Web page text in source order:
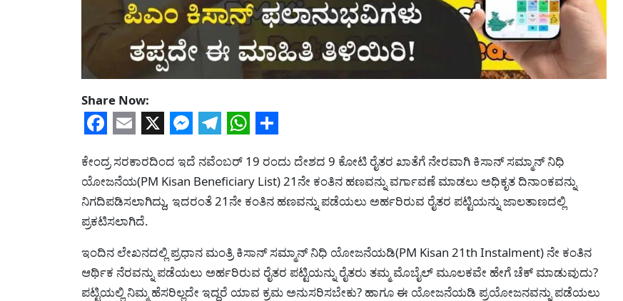
Share Now:
ಕೇಂದ್ರ ಸರಕಾರದಿಂದ ಇದೆ ನವೆಂಬರ್ 19 ರಂದು ದೇಶದ 9 ಕೋಟಿ ರೈತರ ಖಾತೆಗೆ ನೇರವಾಗಿ ಕಿಸಾನ್ ಸಮ್ಮಾನ್ ನಿಧಿ
ಯೋಜನೆಯ(PM Kisan Beneficiary List) 21ನೇ ಕಂತಿನ ಹಣವನ್ನು ವರ್ಗಾವಣೆ ಮಾಡಲು ಅಧಿಕೃತ ದಿನಾಂಕವನ್ನು
ನಿಗದಿಪಡಿಸಲಾಗಿದ್ದು, ಇದರಂತೆ 21ನೇ ಕಂತಿನ ಹಣವನ್ನು ಪಡೆಯಲು ಅರ್ಹರಿರುವ ರೈತರ ಪಟ್ಟಿಯನ್ನು ಜಾಲತಾಣದಲ್ಲಿ
ಪ್ರಕಟಿಸಲಾಗಿದೆ.
ಇಂದಿನ ಲೇಖನದಲ್ಲಿ ಪ್ರಧಾನ ಮಂತ್ರಿ ಕಿಸಾನ್ ಸಮ್ಮಾನ್ ನಿಧಿ ಯೋಜನೆಯಡಿ(PM Kisan 21th Instalment) ನೇ ಕಂತಿನ
ಆರ್ಥಿಕ ನೆರವನ್ನು ಪಡೆಯಲು ಅರ್ಹರಿರುವ ರೈತರ ಪಟ್ಟಿಯನ್ನು ರೈತರು ತಮ್ಮ ಮೊಬೈಲ್ ಮೂಲಕವೇ ಹೇಗೆ ಚೆಕ್ ಮಾಡುವುದು?
ಪಟ್ಟಿಯಲ್ಲಿ ನಿಮ್ಮ ಹೆಸರಿಲ್ಲದೇ ಇದ್ದರೆ ಯಾವ ಕ್ರಮ ಅನುಸರಿಸಬೇಕು? ಹಾಗೂ ಈ ಯೋಜನೆಯಡಿ ಪ್ರಯೋಜನವನ್ನು ಪಡೆಯಲು